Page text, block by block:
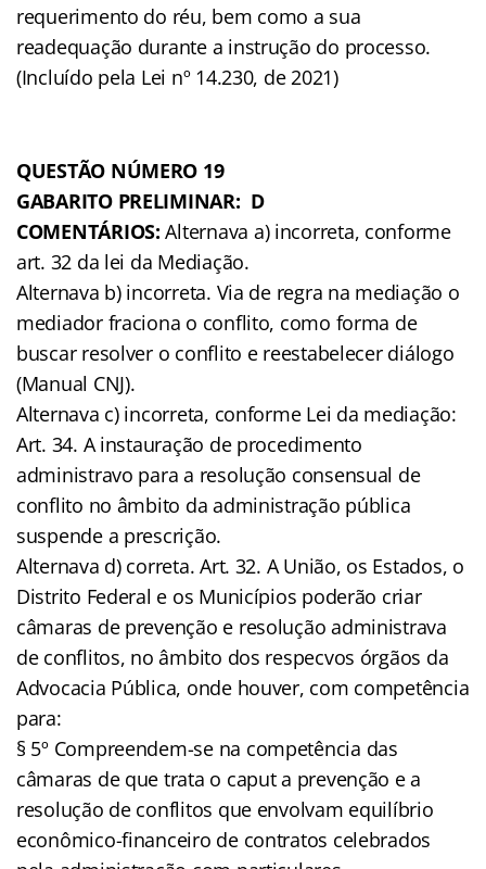
requerimento do réu, bem como a sua
readequação durante a instrução do processo.
(Incluído pela Lei nº 14.230, de 2021)
QUESTÃO NÚMERO 19
GABARITO PRELIMINAR: D
COMENTÁRIOS: Alternava a) incorreta, conforme
art. 32 da lei da Mediação.
Alternava b) incorreta. Via de regra na mediação o
mediador fraciona o conflito, como forma de
buscar resolver o conflito e reestabelecer diálogo
(Manual CNJ).
Alternava c) incorreta, conforme Lei da mediação:
Art. 34. A instauração de procedimento
administravo para a resolução consensual de
conflito no âmbito da administração pública
suspende a prescrição.
Alternava d) correta. Art. 32. A União, os Estados, o
Distrito Federal e os Municípios poderão criar
câmaras de prevenção e resolução administrava
de conflitos, no âmbito dos respecvos órgãos da
Advocacia Pública, onde houver, com competência
para:
§ 5º Compreendem-se na competência das
câmaras de que trata o caput a prevenção e a
resolução de conflitos que envolvam equilíbrio
econômico-financeiro de contratos celebrados